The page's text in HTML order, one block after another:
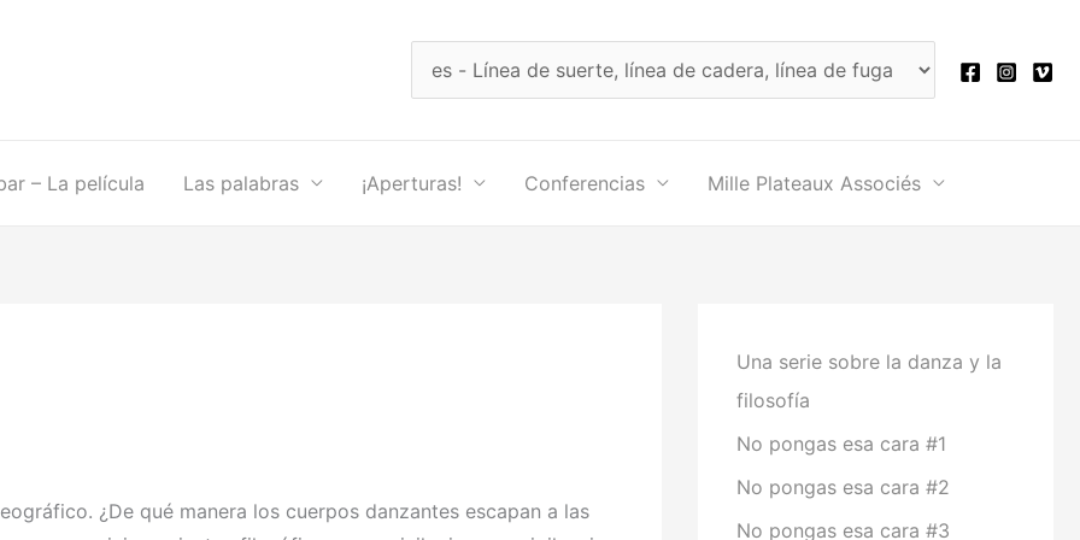
– La película Las palabras ¡Aperturas! Conferencias Mille Plateaux Associés
¿De qué manera los cuerpos danzantes escapan a las
Una serie sobre la danza y la
filosofía
No pongas esa cara #1
No pongas esa cara #2
No pongas esa cara #3